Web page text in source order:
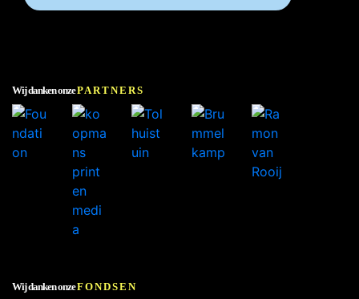
Wij danken onzePARTNERS
Wij danken onzeFONDSEN